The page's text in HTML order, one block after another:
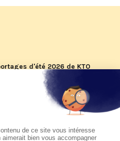
d'été 2026 de KTO
pastorale du pape Léon